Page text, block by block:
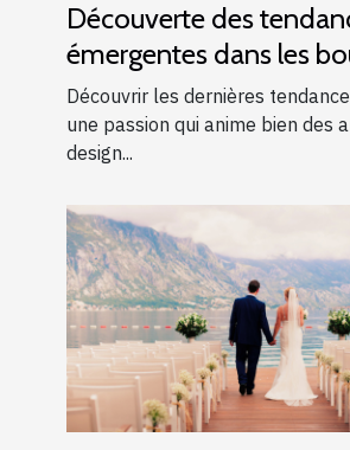
Découverte des
émergentes dans les
locales
Découvrir les dernières
une passion qui anime bien des
design...